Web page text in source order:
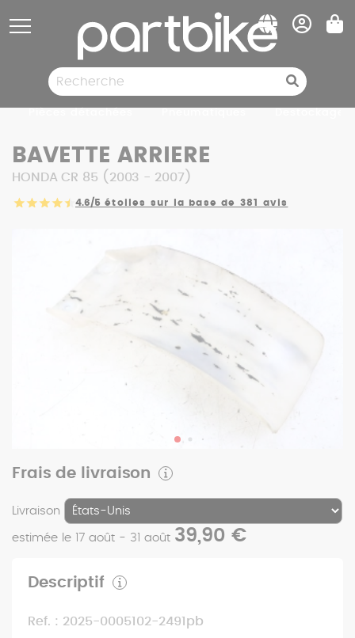
BAVETTE ARRIERE
HONDA CR 85 (2003 - 2007)
4.6/5 étoiles sur la base de 381 avis
Frais de livraison
Livraison
estimée le 17 août - 31 août 39,90 €
Descriptif
Ref. : 2025-0005102-2491pb